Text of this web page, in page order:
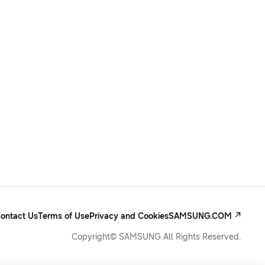
UsTerms of UsePrivacy and CookiesSAMSUNG.COM
Copyright© SAMSUNG All Rights Reserved.